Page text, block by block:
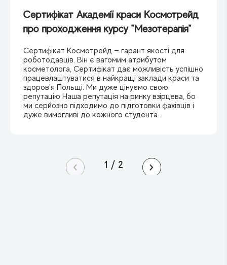
Сертифікат Академії краси Космотрейд
про проходження курсу "Мезотерапія"
Сертифікат Космотрейд — гарант якості для
роботодавців. Він є вагомим атрибутом
косметолога, Сертифікат дає можливість успішно
працевлаштуватися в найкращі заклади краси та
здоров'я Польщі. Ми дуже цінуємо свою
репутацію Наша репутація на ринку взірцева, бо
ми серйозно підходимо до підготовки фахівців і
дуже вимогливі до кожного студента.
1 / 2